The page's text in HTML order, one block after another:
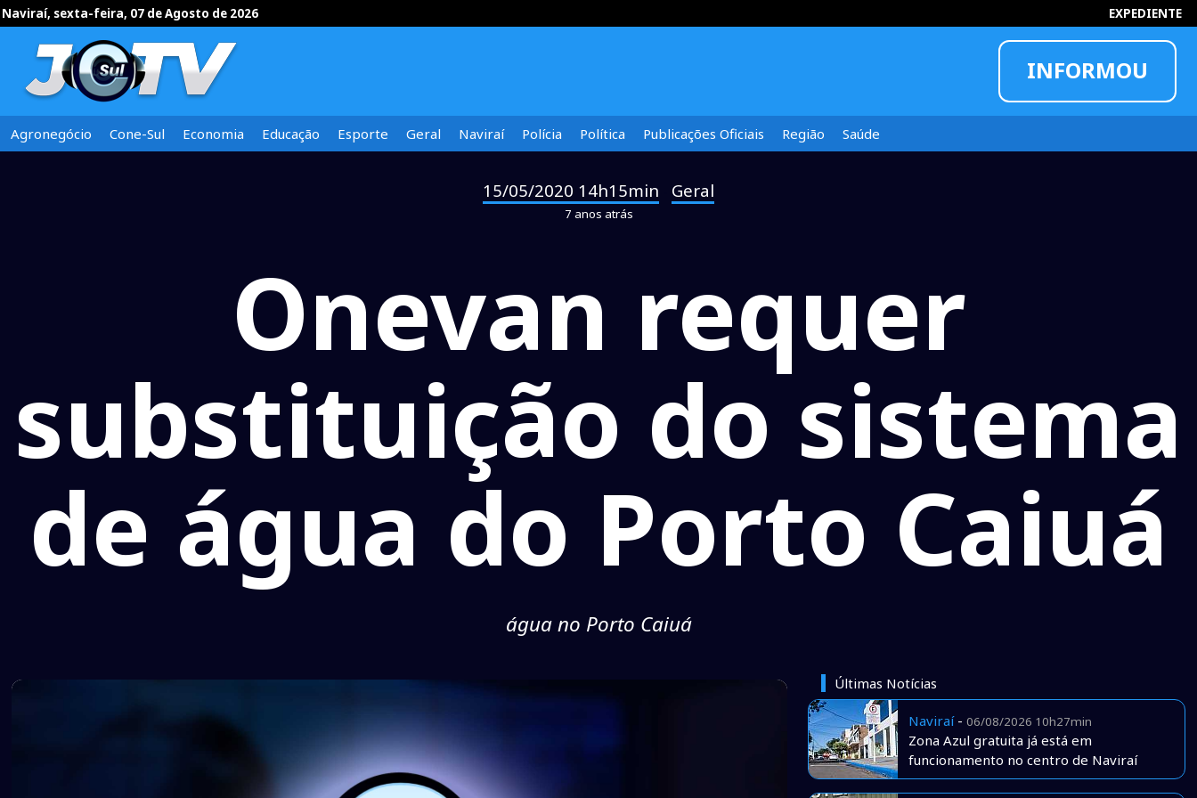
Naviraí, sexta-feira, 07 de Agosto de 2026 EXPEDIENTE
INFORMOU
Agronegócio Cone-Sul Economia Educação Esporte Geral Naviraí Polícia Política Publicações Oficiais Região Saúde
15/05/2020 14h15min Geral
7 anos atrás
Onevan requer
substituição do sistema
de água do Porto Caiuá
água no Porto Caiuá
Últimas Notícias
Naviraí- 06/08/2026 10h27min
Zona Azul gratuita já está em
funcionamento no centro de Naviraí